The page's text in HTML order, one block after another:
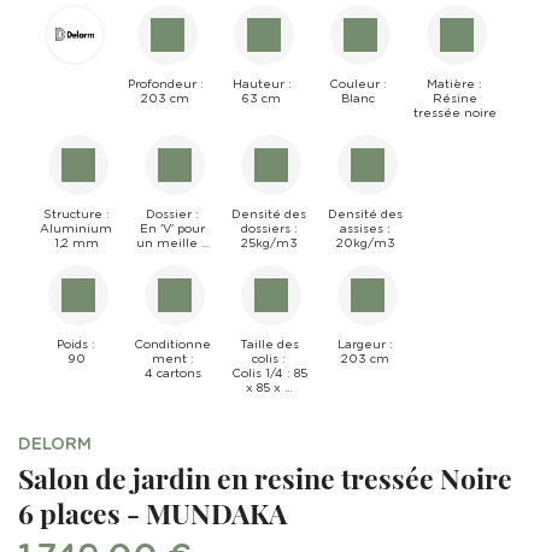
Profondeur :
203 cm
Hauteur :
63 cm
Couleur :
Blanc
Matière :
Résine
tressée noire
Structure :
Aluminium
1,2 mm
Dossier :
En 'V' pour
un meille ...
Densité des
dossiers :
25kg/m3
Densité des
assises :
20kg/m3
Poids :
90
Conditionne
ment :
4 cartons
Taille des
colis :
Colis 1/4 : 85
x 85 x ...
Largeur :
203 cm
DELORM
Salon de jardin en resine tressée Noire
6 places - MUNDAKA